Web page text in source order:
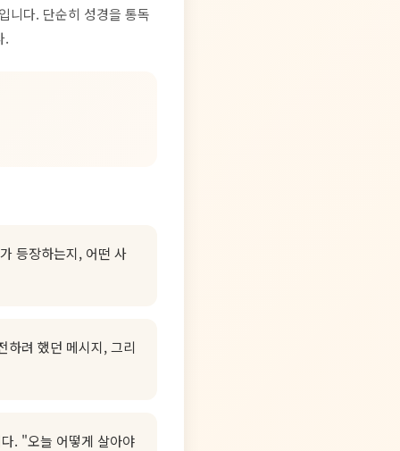
니다. 단순히 성경을 통독
.
등장하는지, 어떤 사
려 했던 메시지, 그리
. "오늘 어떻게 살아야